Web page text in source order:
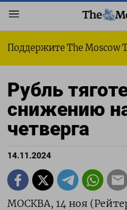
Поддержите The Moscow
Рубль
снижению
четверга
14.11.2024
МОСКВА, 14 ноя